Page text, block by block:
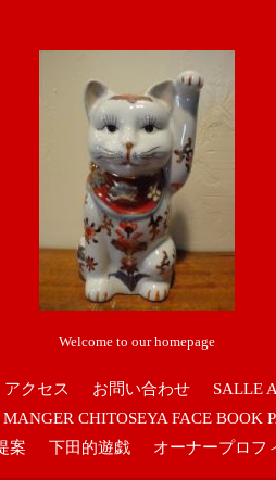
Welcome to our homepage
アクセス お問い合わせ SALLE
CHITOSEYA FACE BOOK
案
下田的遊戯 オーナープロフ